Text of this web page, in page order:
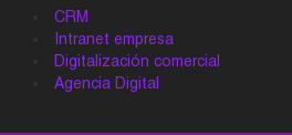
CRM
Intranet empresa
Digitalización comercial
Agencia Digital